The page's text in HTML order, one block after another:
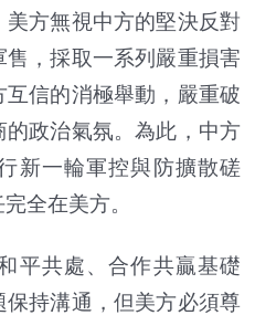
方無視中方的堅決反對
，採取一系列嚴重損害
信的消極舉動，嚴重破
政治氣氛。為此，中方
新一輪軍控與防擴散磋
全在美方。
平共處、合作共贏基礎
持溝通，但美方必須尊